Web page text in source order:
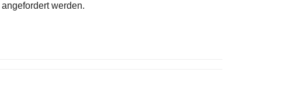
angefordert werden.